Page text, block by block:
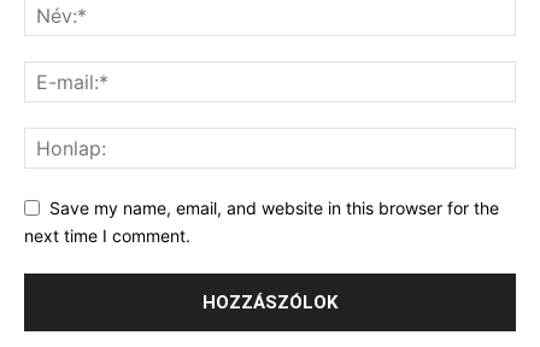
Save my name, email, and website in this browser for the
next time I comment.